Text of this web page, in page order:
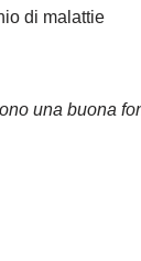
di malattie
una buona